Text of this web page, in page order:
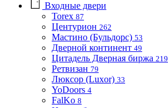
Входные двери
Torex 87
Центурион 262
Мастино (Бульдорс) 53
Дверной континент 49
Цитадель Дверная биржа 219
Ретвизан 79
Люксор (Luxor) 33
YoDoors 4
FalKo 8